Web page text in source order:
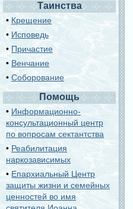
Таинства
• Крещение
• Исповедь
• Причастие
• Венчание
• Соборование
Помощь
• Информационно-
консультационный центр
по вопросам сектантства
•Реабилитация
наркозависимых
•Епархиальный Центр
защиты жизни и семейных
ценностей во имя